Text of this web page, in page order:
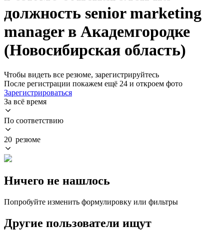
должность senior marketing
manager в Академгородке
(Новосибирская область)
Чтобы видеть все резюме, зарегистрируйтесь
После регистрации покажем ещё 24 и откроем фото
Зарегистрироваться
За всё время
По соответствию
20 резюме
Ничего не нашлось
Попробуйте изменить формулировку или фильтры
Другие пользователи ищут